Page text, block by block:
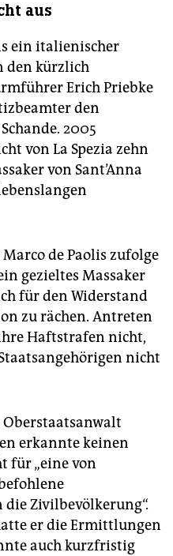
aus
ein italienischer
den kürzlich
Erich Priebke
den
2005
von La Spezia zehn
von Sant’Anna
de Paolis zufolge
gezieltes Massaker
für den Widerstand
zu rächen. Antreten
Haftstrafen nicht,
nicht
erkannte keinen
für „eine von
Zivilbevölkerung“.
er die Ermittlungen
auch kurzfristig